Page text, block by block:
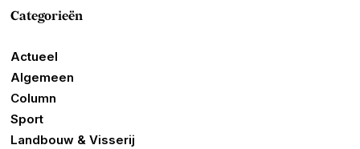
Categorieën
Actueel
Algemeen
Column
Sport
Landbouw & Visserij